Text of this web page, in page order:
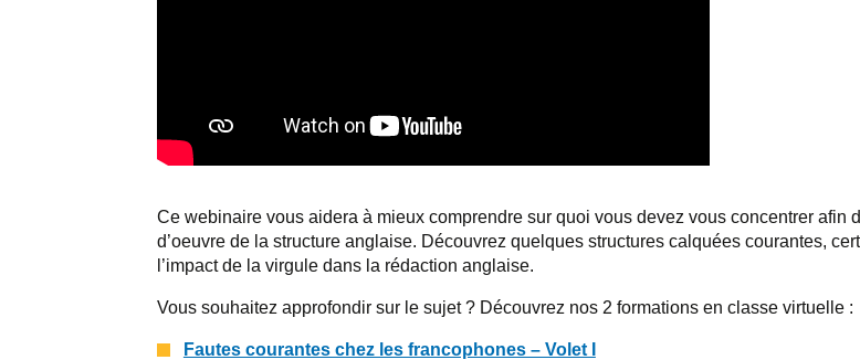
Ce webinaire vous aidera à mieux comprendre sur quoi vous devez vous concentrer afin
d’oeuvre de la structure anglaise. Découvrez quelques structures calquées courantes,
l’impact de la virgule dans la rédaction anglaise.
Vous souhaitez approfondir sur le sujet ? Découvrez nos 2 formations en classe virtuelle :
Fautes courantes chez les francophones – Volet I